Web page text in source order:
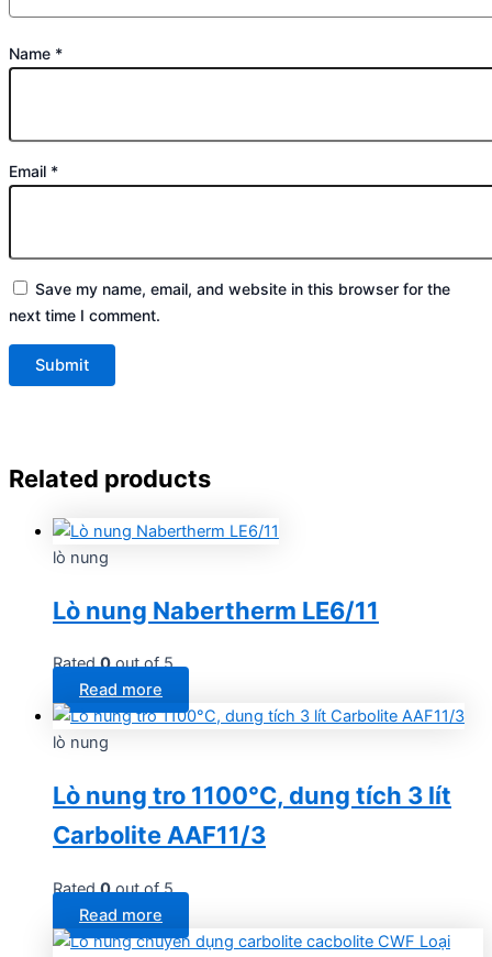
Name *
Email *
Save my name, email, and website in this browser for the
next time I comment.
Related products
lò nung
Lò nung Nabertherm LE6/11
Rated0out of 5
Read more
lò nung
Lò nung tro 1100°C, dung tích 3 lít
Carbolite AAF11/3
Rated0out of 5
Read more